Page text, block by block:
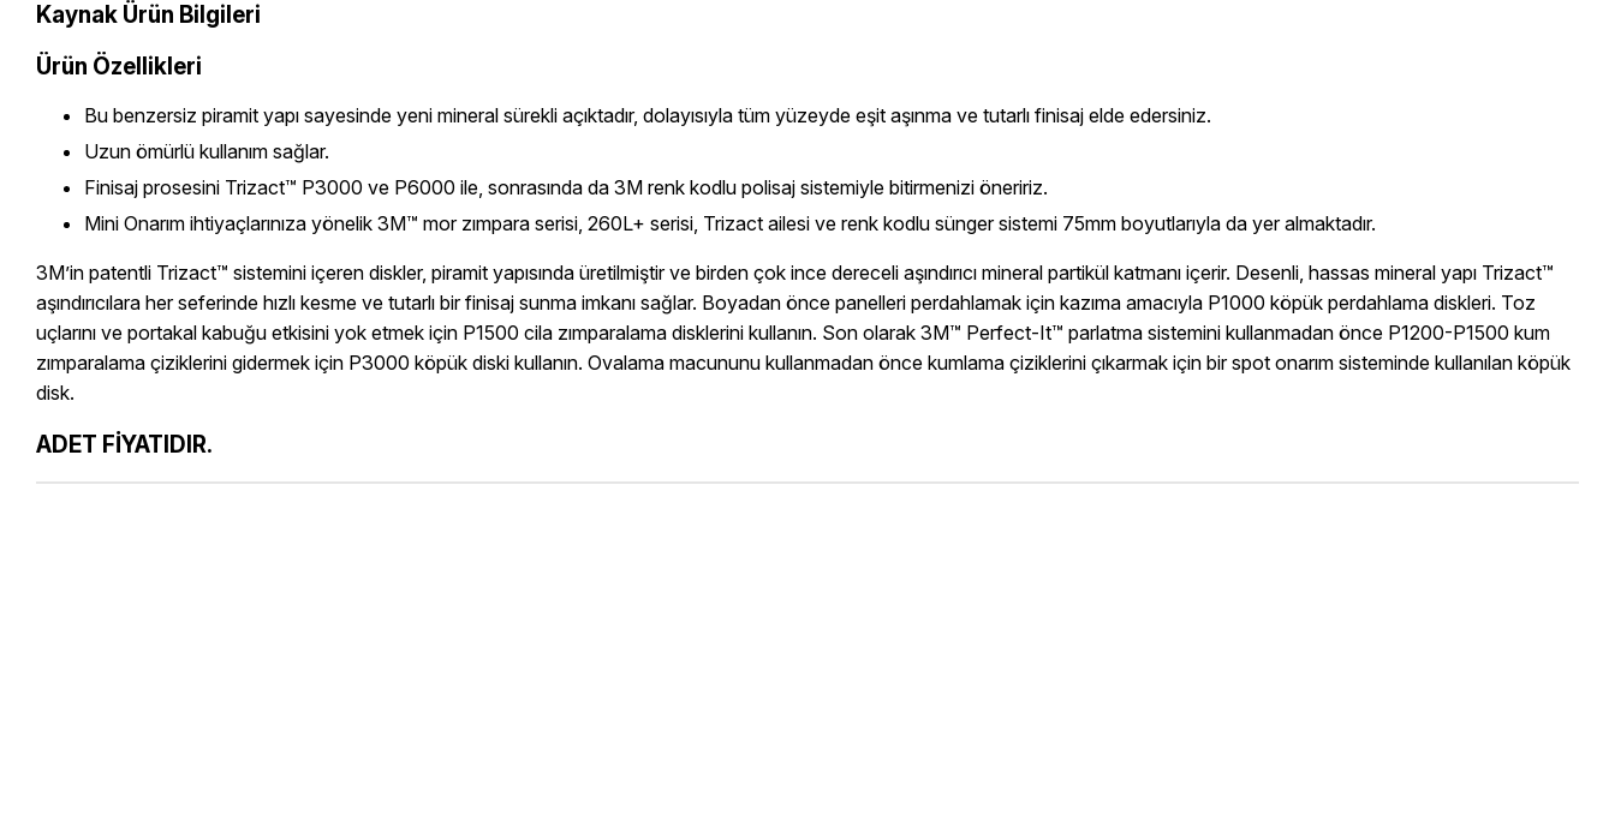
Kaynak Ürün Bilgileri
Ürün Özellikleri
Bu benzersiz piramit yapı sayesinde yeni mineral sürekli açıktadır, dolayısıyla tüm yüzeyde eşit aşınma ve tutarlı finisaj elde edersiniz.
Uzun ömürlü kullanım sağlar.
Finisaj prosesini Trizact™ P3000 ve P6000 ile, sonrasında da 3M renk kodlu polisaj sistemiyle bitirmenizi öneririz.
Mini Onarım ihtiyaçlarınıza yönelik 3M™ mor zımpara serisi, 260L+ serisi, Trizact ailesi ve renk kodlu sünger sistemi 75mm boyutlarıyla da yer almaktadır.
3M’in patentli Trizact™ sistemini içeren diskler, piramit yapısında üretilmiştir ve birden çok ince dereceli aşındırıcı mineral partikül katmanı içerir. Desenli, hassas mineral yapı Trizact™
aşındırıcılara her seferinde hızlı kesme ve tutarlı bir finisaj sunma imkanı sağlar. Boyadan önce panelleri perdahlamak için kazıma amacıyla P1000 köpük perdahlama diskleri. Toz
uçlarını ve portakal kabuğu etkisini yok etmek için P1500 cila zımparalama disklerini kullanın. Son olarak 3M™ Perfect-It™ parlatma sistemini kullanmadan önce P1200-P1500 kum
zımparalama çiziklerini gidermek için P3000 köpük diski kullanın. Ovalama macununu kullanmadan önce kumlama çiziklerini çıkarmak için bir spot onarım sisteminde kullanılan köpük
disk.
ADET FİYATIDIR.